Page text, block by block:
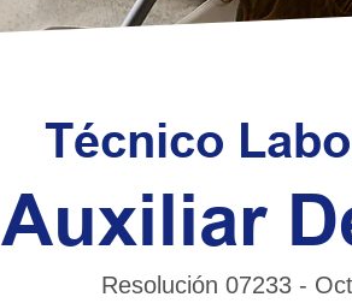
Técnico
Auxiliar
Resolución 07233 -